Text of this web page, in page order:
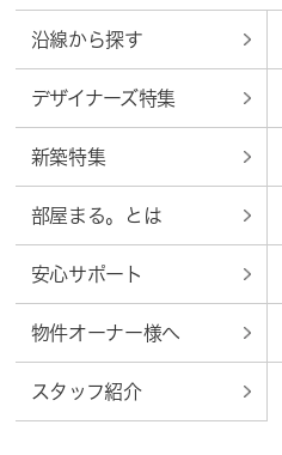
沿線から探す
デザイナーズ特集
新築特集
部屋まる。とは
安心サポート
物件オーナー様へ
スタッフ紹介